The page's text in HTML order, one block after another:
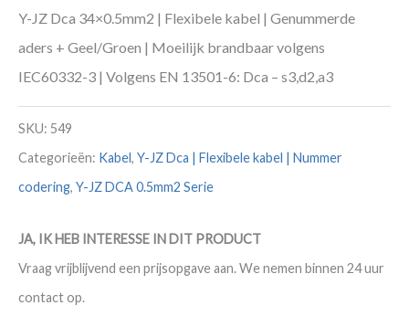
Y-JZ Dca 34×0.5mm2 | Flexibele kabel | Genummerde
aders + Geel/Groen | Moeilijk brandbaar volgens
IEC60332-3 | Volgens EN 13501-6: Dca – s3,d2,a3
SKU: 549
Categorieën: Kabel, Y-JZ Dca | Flexibele kabel | Nummer
codering, Y-JZ DCA 0.5mm2 Serie
JA, IK HEB INTERESSE IN DIT PRODUCT
Vraag vrijblijvend een prijsopgave aan. We nemen binnen 24 uur
contact op.